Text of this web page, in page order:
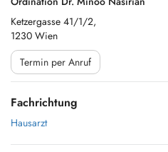
Ketzergasse 41/1/2,
1230 Wien
Termin per Anruf
Fachrichtung
Hausarzt